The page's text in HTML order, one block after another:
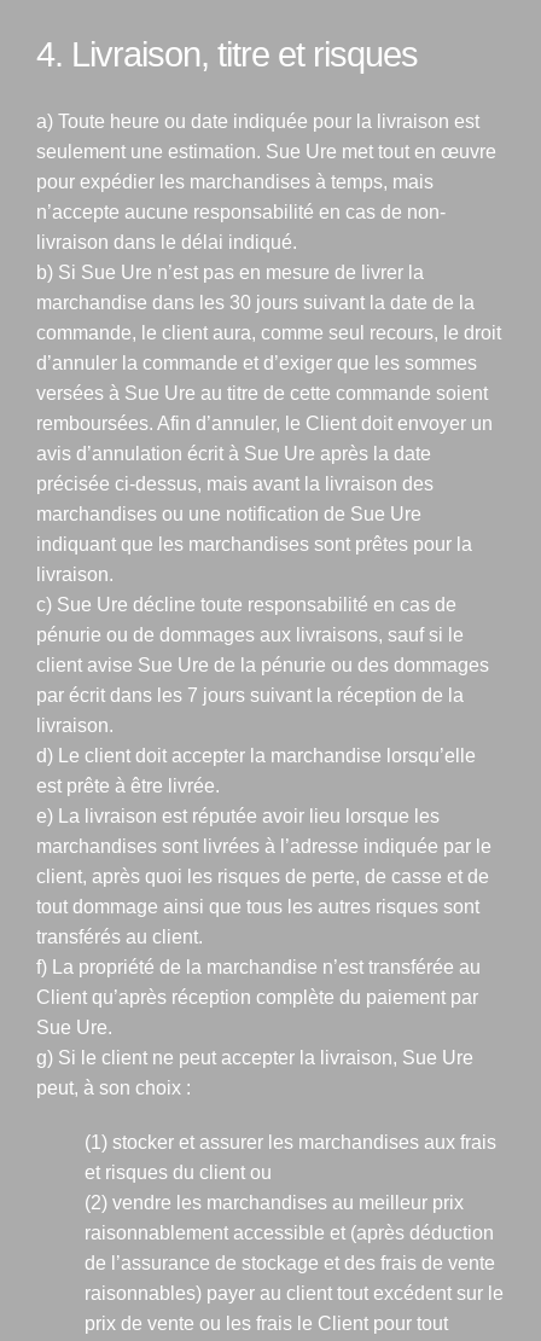
4. Livraison, titre et risques
a) Toute heure ou date indiquée pour la livraison est
seulement une estimation. Sue Ure met tout en œuvre
pour expédier les marchandises à temps, mais
n’accepte aucune responsabilité en cas de non-
livraison dans le délai indiqué.
b) Si Sue Ure n’est pas en mesure de livrer la
marchandise dans les 30 jours suivant la date de la
commande, le client aura, comme seul recours, le droit
d’annuler la commande et d’exiger que les sommes
versées à Sue Ure au titre de cette commande soient
remboursées. Afin d’annuler, le Client doit envoyer un
avis d’annulation écrit à Sue Ure après la date
précisée ci-dessus, mais avant la livraison des
marchandises ou une notification de Sue Ure
indiquant que les marchandises sont prêtes pour la
livraison.
c) Sue Ure décline toute responsabilité en cas de
pénurie ou de dommages aux livraisons, sauf si le
client avise Sue Ure de la pénurie ou des dommages
par écrit dans les 7 jours suivant la réception de la
livraison.
d) Le client doit accepter la marchandise lorsqu’elle
est prête à être livrée.
e) La livraison est réputée avoir lieu lorsque les
marchandises sont livrées à l’adresse indiquée par le
client, après quoi les risques de perte, de casse et de
tout dommage ainsi que tous les autres risques sont
transférés au client.
f) La propriété de la marchandise n’est transférée au
Client qu’après réception complète du paiement par
Sue Ure.
g) Si le client ne peut accepter la livraison, Sue Ure
peut, à son choix :
(1) stocker et assurer les marchandises aux frais
et risques du client ou
(2) vendre les marchandises au meilleur prix
raisonnablement accessible et (après déduction
de l’assurance de stockage et des frais de vente
raisonnables) payer au client tout excédent sur le
prix de vente ou les frais le Client pour tout